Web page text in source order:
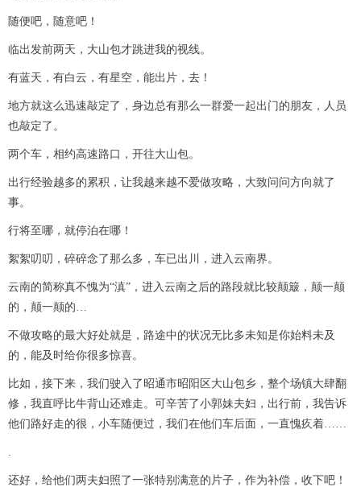
随便吧，随意吧！
临出发前两天，大山包才跳进我的视线。
有蓝天，有白云，有星空，能出片，去！
地方就这么迅速敲定了，身边总有那么一群爱一起出门的朋友，人员
也敲定了。
两个车，相约高速路口，开往大山包。
出行经验越多的累积，让我越来越不爱做攻略，大致问问方向就了
事。
行将至哪，就停泊在哪！
絮絮叨叨，碎碎念了那么多，车已出川，进入云南界。
云南的简称真不愧为“滇”，进入云南之后的路段就比较颠簸，颠一颠
的，颠一颠的…
不做攻略的最大好处就是，路途中的状况无比多未知是你始料未及
的，能及时给你很多惊喜。
比如，接下来，我们驶入了昭通市昭阳区大山包乡，整个场镇大肆翻
修，我直呼比牛背山还难走。可辛苦了小郭妹夫妇，出行前，我告诉
他们路好走的很，小车随便过，我们在他们车后面，一直愧疚着……
.
还好，给他们两夫妇照了一张特别满意的片子，作为补偿，收下吧！